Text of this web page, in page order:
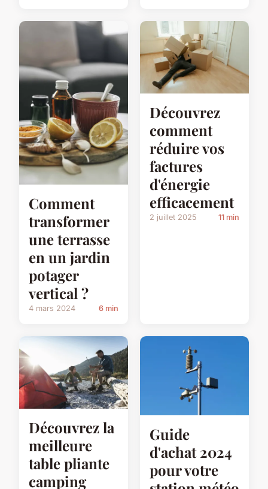
Comment
transformer
une terrasse
en un jardin
potager
vertical ?
4 mars 2024 6 min
Découvrez
comment
réduire vos
factures
d'énergie
efficacement
2 juillet 2025 11 min
Découvrez la
meilleure
table pliante
camping
Guide
d'achat 2024
pour votre